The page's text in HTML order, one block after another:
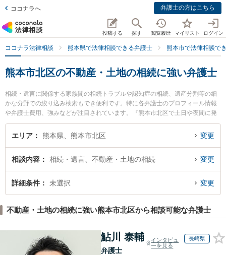
ココナラへ 弁護士の方はこちら
投稿する 探す 閲覧履歴 マイリスト ログイン
ココナラ法律相談 熊本県で法律相談できる弁護士 熊本市で法律相談で
熊本市北区の不動産・土地の相続に強い弁護士
相続・遺言に関係する家族間の相続トラブルや認知症の相続、遺産分割等の細
かな分野での絞り込み検索もでき便利です。特に各弁護士のプロフィール情報
や弁護士費用、強みなどが注目されています。『熊本市北区で土日や夜間に発
生した不動産・土地の相続のトラブルを今すぐに弁護士に相談したい』『不動
産・土地の相続のトラブル解決の実績豊富な近くの弁護士を検索したい』『初
エリア 熊本県、熊本市北区 変更
相談内容 相続・遺言、不動産・土地の相続 変更
詳細条件 未選択 変更
不動産・土地の相続に強い熊本市北区から相談可能な弁護士
鮎川 泰輔
弁護士
インタビュ
ーを見る
長崎県